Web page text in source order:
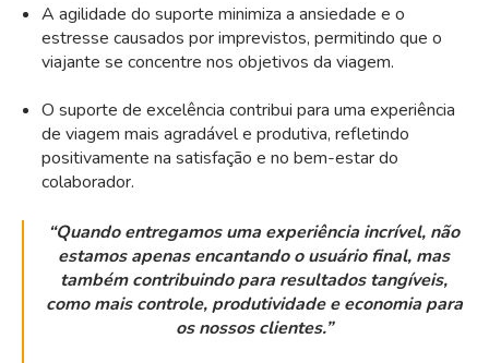
A agilidade do suporte minimiza a ansiedade e o
estresse causados por imprevistos, permitindo que o
viajante se concentre nos objetivos da viagem.
O suporte de excelência contribui para uma experiência
de viagem mais agradável e produtiva, refletindo
positivamente na satisfação e no bem-estar do
colaborador.
“Quando entregamos uma experiência incrível, não
estamos apenas encantando o usuário final, mas
também contribuindo para resultados tangíveis,
como mais controle, produtividade e economia para
os nossos clientes.”